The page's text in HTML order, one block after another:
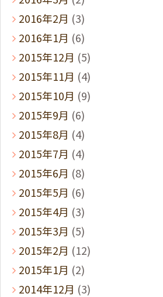
2016年2月 (3)
2016年1月 (6)
2015年12月 (5)
2015年11月 (4)
2015年10月 (9)
2015年9月 (6)
2015年8月 (4)
2015年7月 (4)
2015年6月 (8)
2015年5月 (6)
2015年4月 (3)
2015年3月 (5)
2015年2月 (12)
2015年1月 (2)
2014年12月 (3)